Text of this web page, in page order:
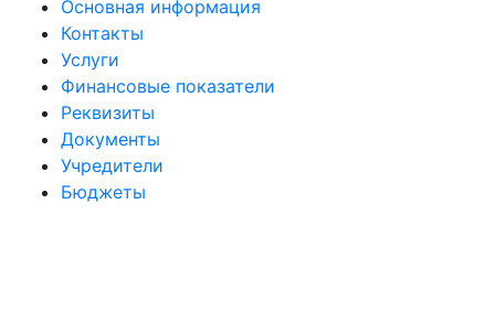
Основная информация
Контакты
Услуги
Финансовые показатели
Реквизиты
Документы
Учредители
Бюджеты